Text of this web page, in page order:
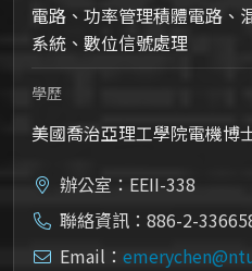
電路、功率管理積體電路、
系統、數位信號處理
學歷
美國喬治亞理工學院電機博
辦公室：EEII-338
聯絡資訊：886-2-
Email：